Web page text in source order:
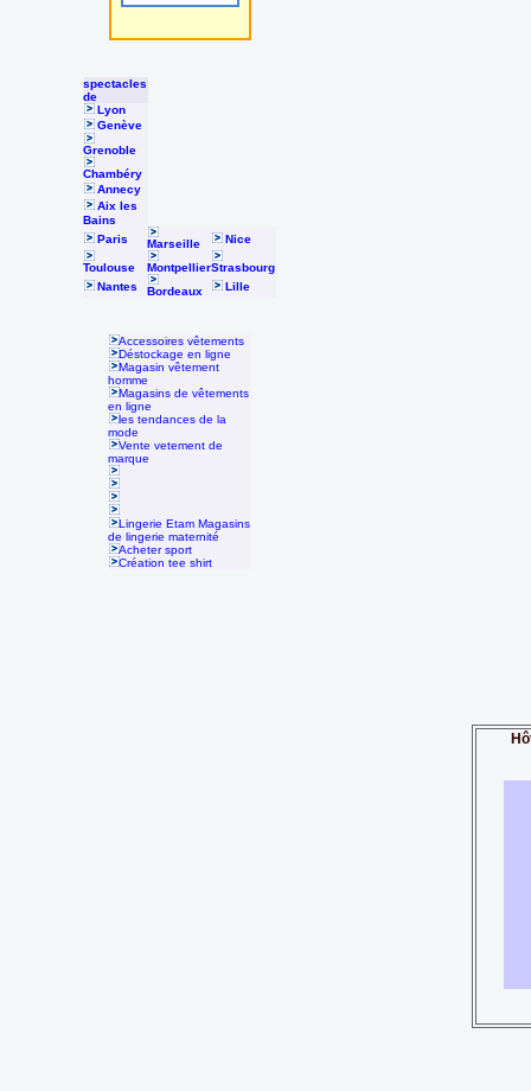
spectacles
de
Lyon
Genève
Grenoble
Chambéry
Annecy
Aix les
Bains
Paris
Marseille Nice
Toulouse MontpellierStrasbourg
Nantes
Bordeaux Lille
Accessoires vêtements
Déstockage en ligne
Magasin vêtement
homme
Magasins de vêtements
en ligne
les tendances de la
mode
Vente vetement de
marque
Lingerie Etam Magasins
de lingerie maternité
Acheter sport
Création tee shirt